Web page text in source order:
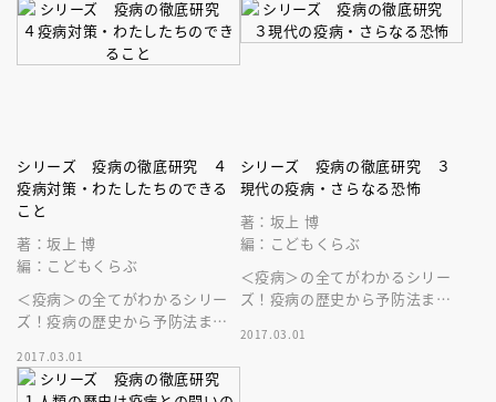
シリーズ 疫病の徹底研究 ４
疫病対策・わたしたちのできる
こと
著：坂上 博
編：こどもくらぶ
＜疫病＞の全てがわかるシリー
ズ！疫病の歴史から予防法ま
いて学校での実例を紹介！
2017.03.01
シリーズ 疫病の徹底研究 ３
現代の疫病・さらなる恐怖
著：坂上 博
編：こどもくらぶ
＜疫病＞の全てがわかるシリー
ズ！疫病の歴史から予防法ま
ＳＡＲＳなど新しい疫病の恐怖
と対策がわかる
2017.03.01